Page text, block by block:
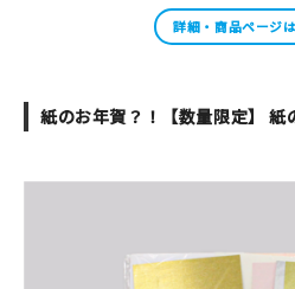
詳細・商品ページ
紙のお年賀？！【数量限定】 紙